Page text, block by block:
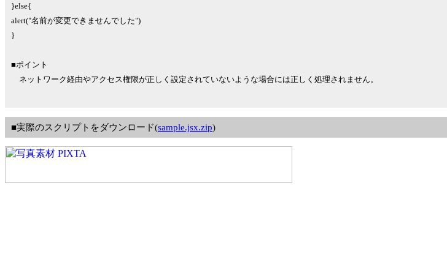
}else{
alert("名前が変更できませんでした")
}
■ポイント
ネットワーク経由やアクセス権限が正しく設定されていないような場合には正しく処理されません。
■実際のスクリプトをダウンロード(sample.jsx.zip)